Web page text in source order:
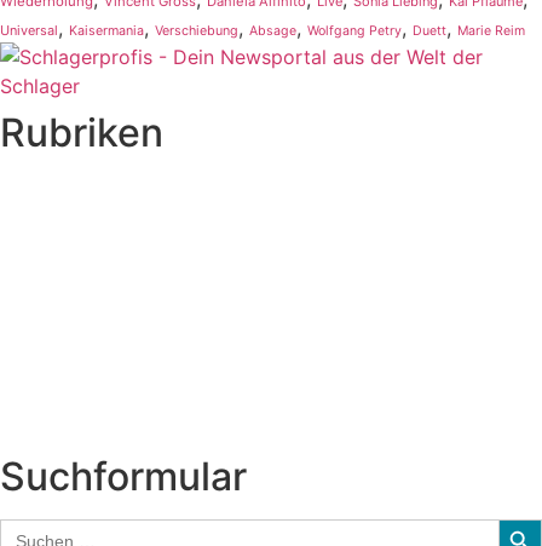
Universal, Kaisermania, Verschiebung, Absage, Wolfgang Petry, Duett, Marie Reim
Rubriken
Suchformular
Search